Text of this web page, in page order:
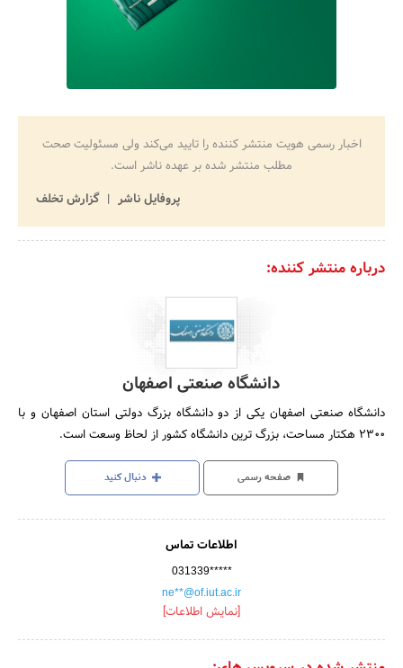
اخبار رسمی هویت منتشر کننده را تایید می‌کند ولی مسئولیت صحت
مطلب منتشر شده بر عهده ناشر است.
پروفایل ناشر
گزارش تخلف
درباره منتشر کننده:
دانشگاه صنعتی اصفهان
دانشگاه صنعتی اصفهان یکی از دو دانشگاه بزرگ دولتی استان اصفهان و با
2300 هکتار مساحت، بزرگ ترین دانشگاه کشور از لحاظ وسعت است.
صفحه رسمی دنبال کنید
اطلاعات تماس
031339*****
ne**@of.iut.ac.ir
[نمایش اطلاعات]